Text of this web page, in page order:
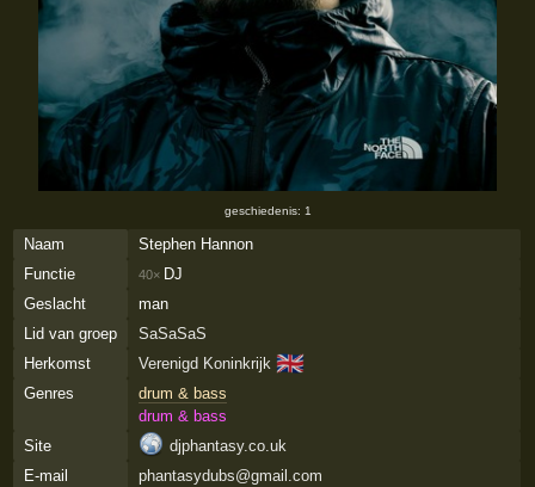
geschiedenis: 1
Naam
Stephen Hannon
Functie
40× DJ
Geslacht
man
Lid van groep
SaSaSaS
Herkomst
Verenigd Koninkrijk 🇬🇧
Genres
drum & bass
drum & bass
Site
djphantasy.co.uk
E-mail
phantasydubs@gmail.com